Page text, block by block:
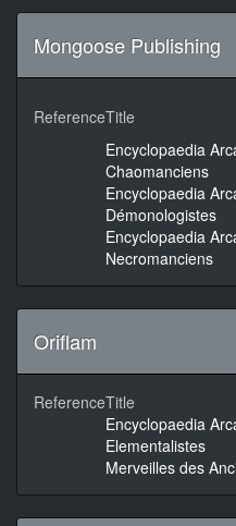
Mongoose Publishing
ReferenceTitle
Encyclopaedia
Chaomanciens
Encyclopaedia
Démonologistes
Encyclopaedia
Necromanciens
Oriflam
ReferenceTitle
Encyclopaedia
Elementalistes
Merveilles des